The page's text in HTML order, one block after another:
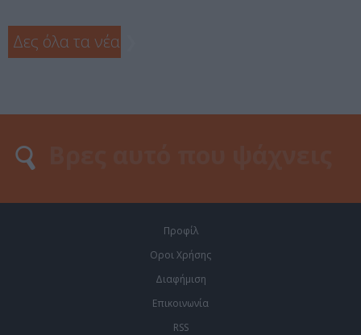
Δες όλα τα νέα
Προφίλ
Οροι Χρήσης
Διαφήμιση
Επικοινωνία
RSS